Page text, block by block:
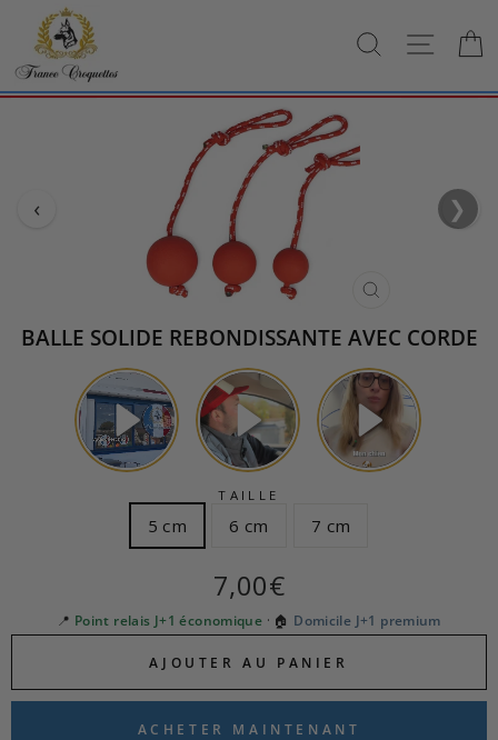
Passer
contenu
❯
‹ ›
BALLE SOLIDE REBONDISSANTE AVEC CORDE
TAILLE
5 cm 6 cm 7 cm
Prix
régulier
7,00€
📍 Point relais J+1 économique · 🏠 Domicile J+1 premium
AJOUTER AU PANIER
ACHETER MAINTENANT